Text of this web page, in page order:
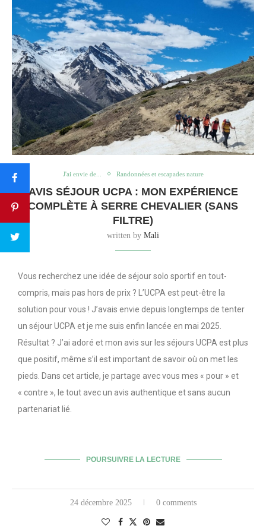
J'ai envie de... Randonnées et escapades nature
AVIS SÉJOUR UCPA : MON EXPÉRIENCE
COMPLÈTE À SERRE CHEVALIER (SANS
FILTRE)
written by Mali
Vous recherchez une idée de séjour solo sportif en tout-
compris, mais pas hors de prix ? L’UCPA est peut-être la
solution pour vous ! J’avais envie depuis longtemps de tenter
un séjour UCPA et je me suis enfin lancée en mai 2025.
Résultat ? J’ai adoré et mon avis sur les séjours UCPA est plus
que positif, même s’il est important de savoir où on met les
pieds. Dans cet article, je partage avec vous mes « pour » et
« contre », le tout avec un avis authentique et sans aucun
partenariat lié.
POURSUIVRE LA LECTURE
24 décembre 2025 0 comments